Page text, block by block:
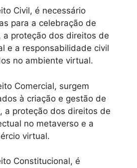
Civil, é necessário
para a celebração de
a proteção dos direitos de
e a responsabilidade civil
no ambiente virtual.
Comercial, surgem
à criação e gestão de
a proteção dos direitos de
no metaverso e a
virtual.
Constitucional, é